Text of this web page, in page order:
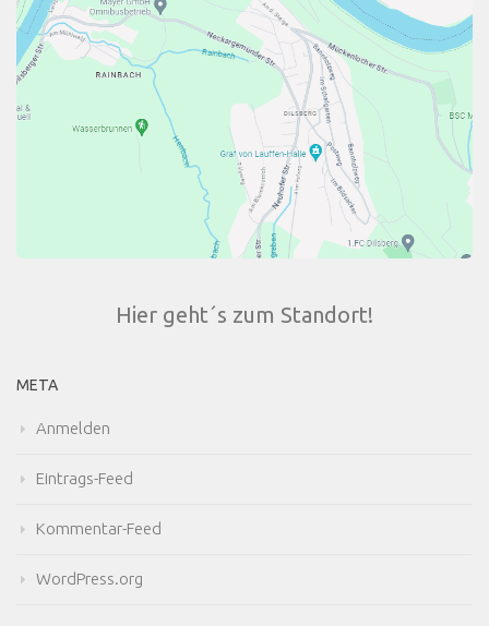
Hier geht´s zum Standort!
META
Anmelden
Eintrags-Feed
Kommentar-Feed
WordPress.org